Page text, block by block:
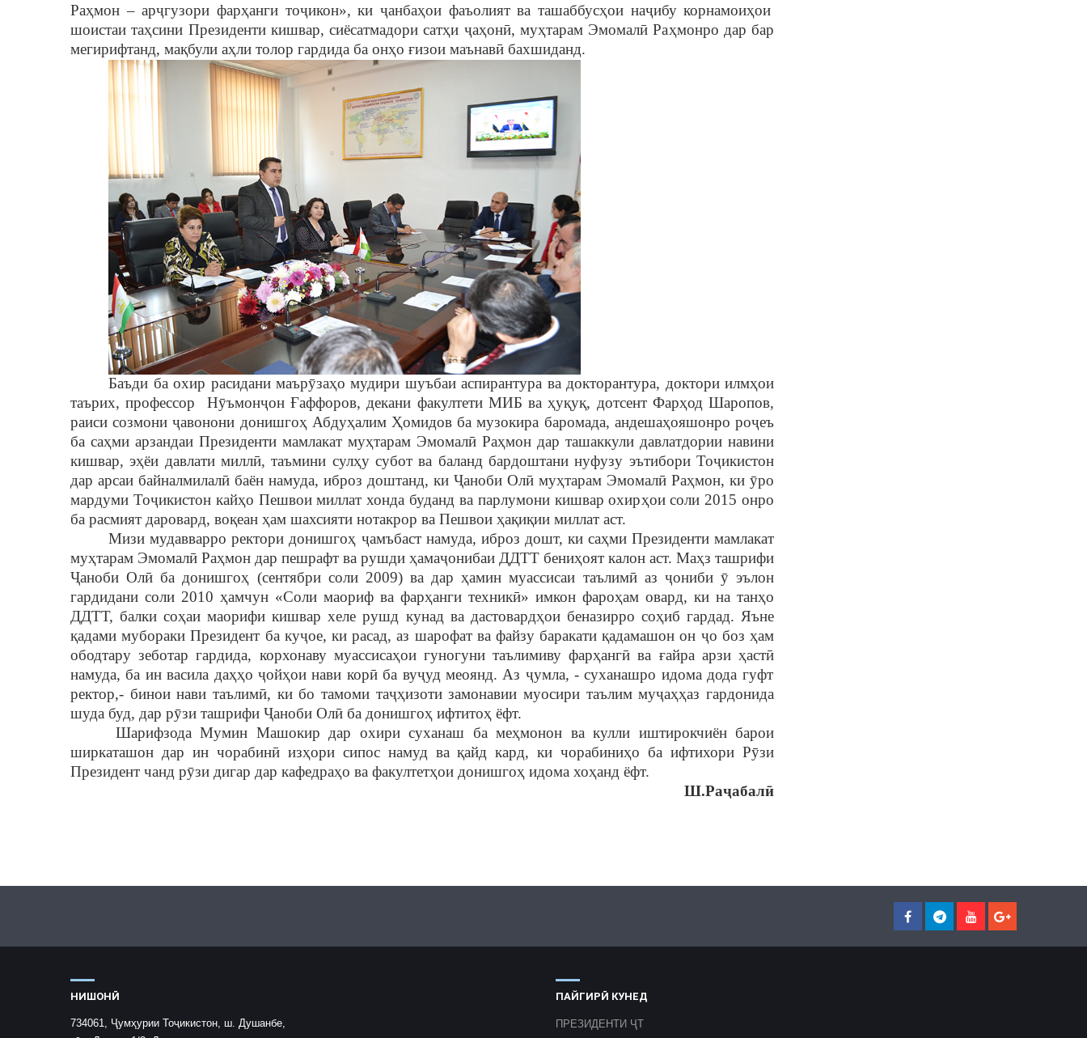
Раҳмон – арҷгузори фарҳанги тоҷикон», киҷанбаҳои фаъолият ва ташаббусҳои наҷибу корнамоиҳои
шоистаи таҳсини Президенти кишвар, сиёсатмадори сатҳи ҷаҳонӣ, муҳтарам Эмомалӣ Раҳмонро дар бар
мегирифтанд, мақбули аҳли толор гардида ба онҳо ғизои маънавӣ бахшиданд.
Баъди ба охир расидани маърȳзаҳо мудири шуъбаи аспирантура ва докторантура, доктори илмҳои
таърих, профессор Нȳъмонҷон Ғаффоров, декани факултети МИБ ваҳуқуқ, дотсент Фарҳод Шаропов,
раиси созмониҷавонони донишгоҳ Абдуҳалим Ҳомидов ба музокира баромада, андешаҳояшонро роҷеъ
ба саҳми арзандаи Президенти мамлакат муҳтарам Эмомалӣ Раҳмон дар ташаккули давлатдории навини
кишвар, эҳёи давлати миллӣ, таъмини сулҳу субот ва баланд бардоштани нуфузу эътибори Тоҷикистон
дар арсаи байналмилалӣ баён намуда, иброз доштанд, ки Ҷаноби Олӣ муҳтарам Эмомалӣ Раҳмон, ки ȳро
мардуми Тоҷикистон кайҳо Пешвои миллат хонда буданд ва парлумони кишвар охирҳои соли 2015 онро
ба расмият даровард, воқеан ҳам шахсияти нотакрор ва Пешвои ҳақиқии миллат аст.
Мизи мудавварро ректори донишгоҳ ҷамъбаст намуда, иброз дошт, ки саҳми Президенти мамлакат
муҳтарам Эмомалӣ Раҳмон дар пешрафт ва рушди ҳамаҷонибаи ДДТТ бениҳоят калон аст. Маҳз ташрифи
Ҷаноби Олӣ ба донишгоҳ (сентябри соли 2009) ва дарҳамин муассисаи таълимӣаз ҷониби ȳэълон
гардидани соли 2010 ҳамчун «Соли маориф ва фарҳанги техникӣ» имкон фароҳам овард, ки на танҳо
ДДТТ, балки соҳаи маорифи кишвар хеле рушд кунад ва дастовардҳои беназирро соҳиб гардад. Яъне
қадами мубораки Президент ба куҷое, ки расад, аз шарофат ва файзу баракатиқадамашон он ҷо боз ҳам
ободтару зеботар гардида, корхонаву муассисаҳои гуногуни таълимиву фарҳангӣ ва ғайра арзиҳастӣ
намуда, ба ин васила даҳҳо ҷойҳои нави корӣба вуҷуд меоянд. Аз ҷумла, - суханашро идома дода гуфт
ректор,- бинои нави таълимӣ, ки бо тамоми таҷҳизоти замонавии муосири таълим муҷаҳҳаз гардонида
шуда буд, дар рȳзи ташрифи Ҷаноби Олӣ ба донишгоҳ ифтитоҳ ёфт.
Шарифзода Мумин Машокир дар охири суханаш ба меҳмонон ва кулли иштирокчиён барои
ширкаташон дар ин чорабинӣизҳори сипос намуд вақайд кард, ки чорабиниҳо ба ифтихори Рȳзи
Президент чанд рȳзи дигар дар кафедраҳо ва факултетҳои донишгоҳ идома хоҳанд ёфт.
Ш.Раҷабалӣ
НИШОНӢ
734061, Ҷумҳурии Тоҷикистон, ш. Душанбе,
ПАЙГИРӢ КУНЕД
ПРЕЗИДЕНТИ ҶТ